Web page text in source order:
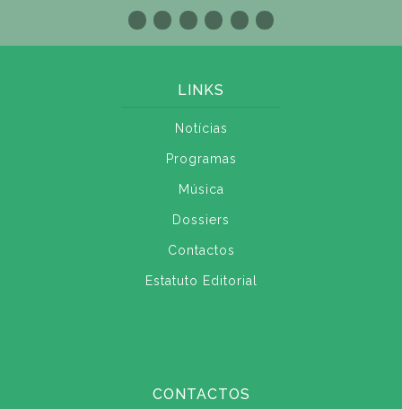
LINKS
Notícias
Programas
Música
Dossiers
Contactos
Estatuto Editorial
CONTACTOS